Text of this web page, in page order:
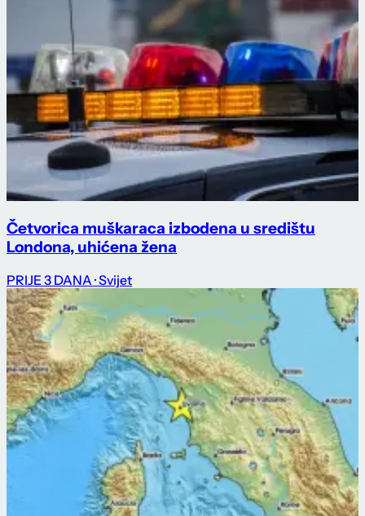
Četvorica muškaraca izbodena u središtu
Londona, uhićena žena
PRIJE 3 DANA · Svijet